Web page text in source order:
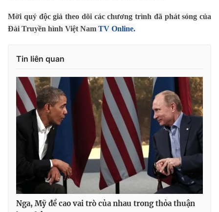
VTV Money
VTV Sức khoẻ Bất động sản
Thị trường 24h Tấm lòng Việt
Vươn mình bằng AI
VTV8
Liên hệ tòa soạn English
Mời quý độc giả theo dõi các chương trình đã phát sóng của
Đài Truyền hình Việt Nam TV Online.
Tin liên quan
Nga, Mỹ đề cao vai trò của nhau trong thỏa thuận